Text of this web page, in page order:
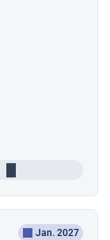
Jan. 2027